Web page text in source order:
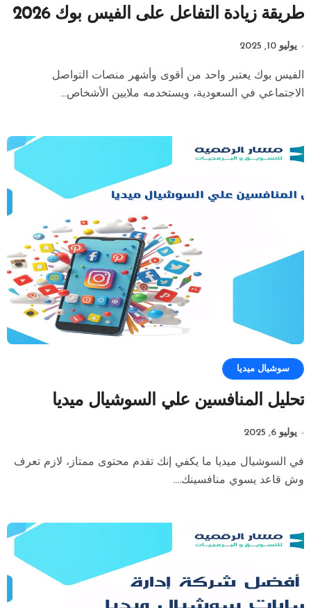
طريقة زيادة التفاعل على الفيس بوك 2026
يوليو 10, 2025
الفيس بوك يعتبر واحد من أقوى وأشهر منصات التواصل
الاجتماعي في السعودية، ويستخدمه ملايين الأشخاص...
سوشيال ميديا
تحليل المنافسين علي السوشيال ميديا
يوليو 6, 2025
في السوشيال ميديا ما يكفي إنك تقدم محتوى ممتاز، لازم تعرف
وش قاعد يسوي منافسينك....